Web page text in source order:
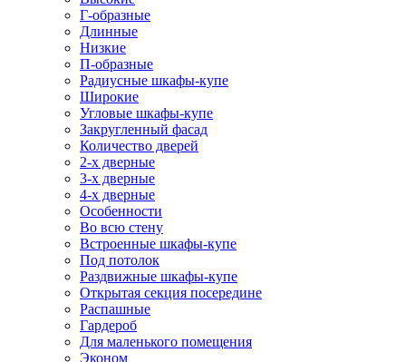
Г-образные
Длинные
Низкие
П-образные
Радиусные шкафы-купе
Широкие
Угловые шкафы-купе
Закругленный фасад
Количество дверей
2-х дверные
3-х дверные
4-х дверные
Особенности
Во всю стену
Встроенные шкафы-купе
Под потолок
Раздвижные шкафы-купе
Открытая секция посередине
Распашные
Гардероб
Для маленького помещения
Эконом